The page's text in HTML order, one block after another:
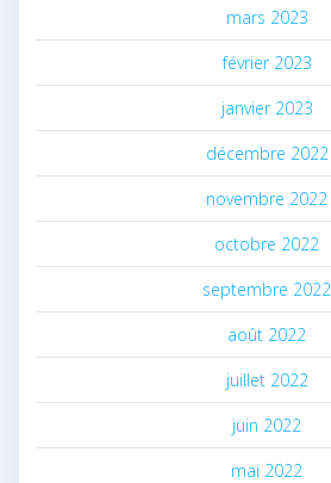
mars 2023
février 2023
janvier 2023
décembre 2022
novembre 2022
octobre 2022
septembre 2022
août 2022
juillet 2022
juin 2022
mai 2022